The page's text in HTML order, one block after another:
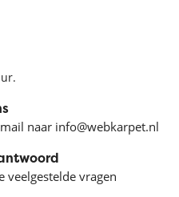
naar info@webkarpet.nl
veelgestelde vragen